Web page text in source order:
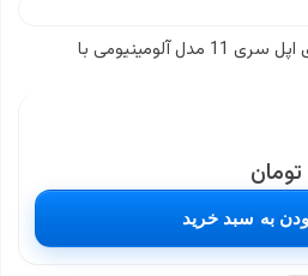
ساعت هوشمند 46 میلی متری اپل سری 11 مدل آلومینیومی با
تومان
به سبد خرید